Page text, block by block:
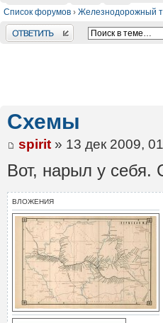
Список форумов › Железнодорожный
Ответить
Схемы
spirit » 13 дек 2009,
Вот, нарыл у себя.
ВЛОЖЕНИЯ